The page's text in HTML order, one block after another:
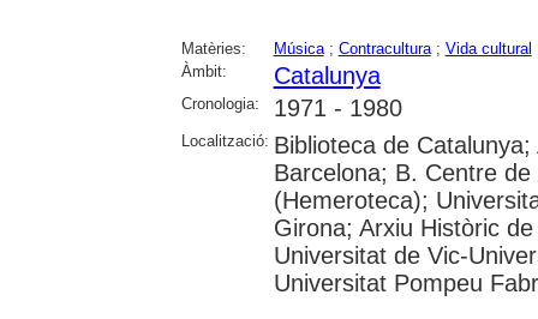
Matèries: Música; Contracultura; Vida cultural
Àmbit:
Catalunya
Cronologia: 1971 - 1980
Localització: Biblioteca de
Barcelona; B. Centre
(Hemeroteca);
Girona; Arxiu Històric
Universitat de Vic-
Universitat Pompeu